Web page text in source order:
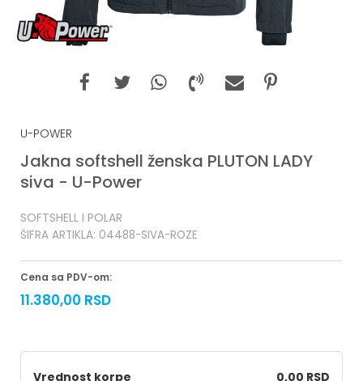
U-POWER
Jakna softshell ženska PLUTON LADY
siva - U-Power
SOFTSHELL I POLAR
ŠIFRA ARTIKLA: 04488-SIVA-ROZE
Cena sa PDV-om:
11.380,00 RSD
Vrednost korpe 0,00 RSD